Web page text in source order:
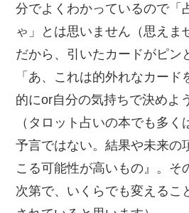
分でよくわかっているので「
ゃ」とは思いません（思えま
だから、引いたカードがピン
「あ、これは的外れなカー
的にor自分の気持ちで決めよ
（タロット占いの本でも多
予言ではない。結果や未来の
こる可能性が高いもの』。そ
次第で、いくらでも変えるこ